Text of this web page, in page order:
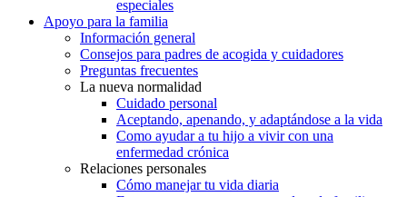
especiales
Apoyo para la familia
Información general
Consejos para padres de acogida y cuidadores
Preguntas frecuentes
La nueva normalidad
Cuidado personal
Aceptando, apenando, y adaptándose a la vida
Como ayudar a tu hijo a vivir con una
enfermedad crónica
Relaciones personales
Cómo manejar tu vida diaria